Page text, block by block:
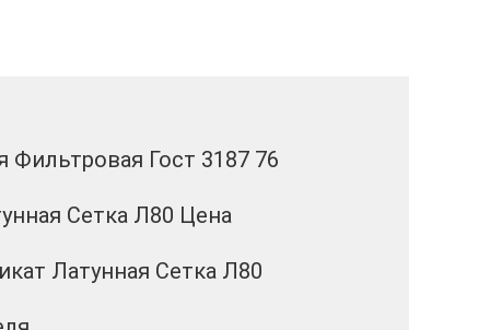
Гост 3187 76
Сетка Л80 Цена
Латунная Сетка Л80